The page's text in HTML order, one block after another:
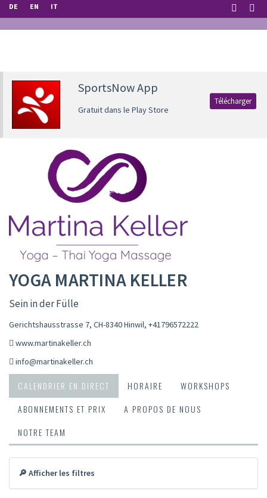
DE EN IT
SportsNow App
Gratuit dans le Play Store
Télécharger
YOGA MARTINA KELLER
Sein in der Fülle
Gerichtshausstrasse 7, CH-8340 Hinwil, +41796572222
www.martinakeller.ch
info@martinakeller.ch
CALENDRIER EN DIRECT HORAIRE
WORKSHOPS
ABONNEMENTS ET PRIX
A PROPOS DE NOUS
NOTRE TEAM
🔎 Afficher les filtres